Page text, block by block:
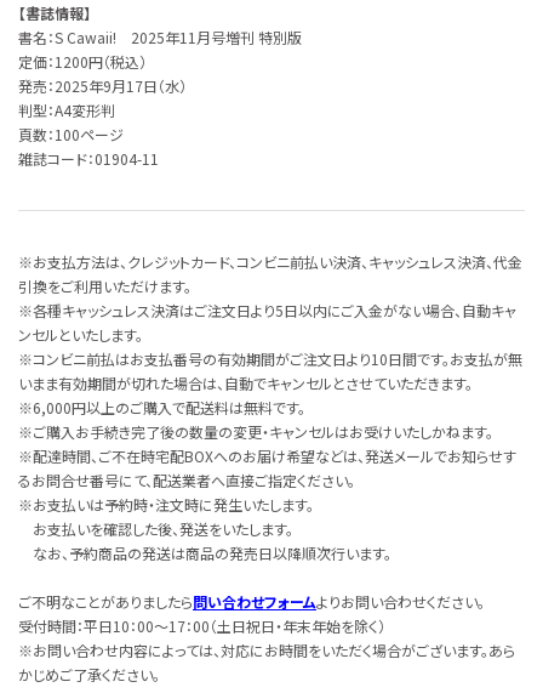
【書誌情報】
書名：S Cawaii! 2025年11月号増刊 特別版
定価：1200円（税込）
発売：2025年9月17日（水）
判型：A4変形判
頁数：100ページ
雑誌コード：01904-11
※お支払方法は、クレジットカード、コンビニ前払い決済、キャッシュレス決済、代金
引換をご利用いただけます。
※各種キャッシュレス決済はご注文日より5日以内にご入金がない場合、自動キャ
ンセルといたします。
※コンビニ前払はお支払番号の有効期間がご注文日より10日間です。お支払が無
いまま有効期間が切れた場合は、自動でキャンセルとさせていただきます。
※6,000円以上のご購入で配送料は無料です。
※ご購入お手続き完了後の数量の変更・キャンセルはお受けいたしかねます。
※配達時間、ご不在時宅配BOXへのお届け希望などは、発送メールでお知らせす
るお問合せ番号にて、配送業者へ直接ご指定ください。
※お支払いは予約時・注文時に発生いたします。
お支払いを確認した後、発送をいたします。
なお、予約商品の発送は商品の発売日以降順次行います。
ご不明なことがありましたら問い合わせフォームよりお問い合わせください。
受付時間：平日10：00～17：00（土日祝日・年末年始を除く）
※お問い合わせ内容によっては、対応にお時間をいただく場合がございます。あら
かじめご了承ください。